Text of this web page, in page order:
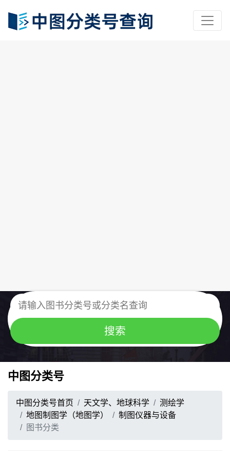
中图分类号
中图分类号首页 天文学、地球科学
测绘学
地图制图学（地图学）
制图仪器与设备
图书分类